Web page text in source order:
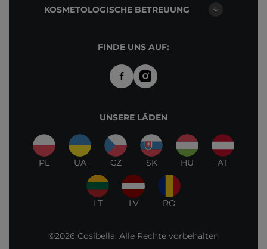
KOSMETOLOGISCHE BETREUUNG
FINDE UNS AUF:
UNSERE LÄDEN
PL UA CZ SK HU AT
LT LV RO
©2026 Cosibella. Alle Rechte vorbehalten